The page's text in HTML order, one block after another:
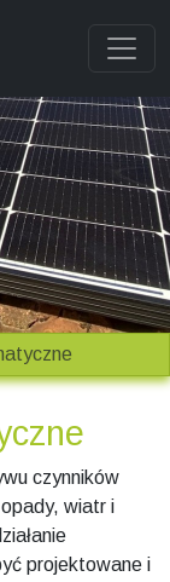
czynników
wiatr i
projektowane i